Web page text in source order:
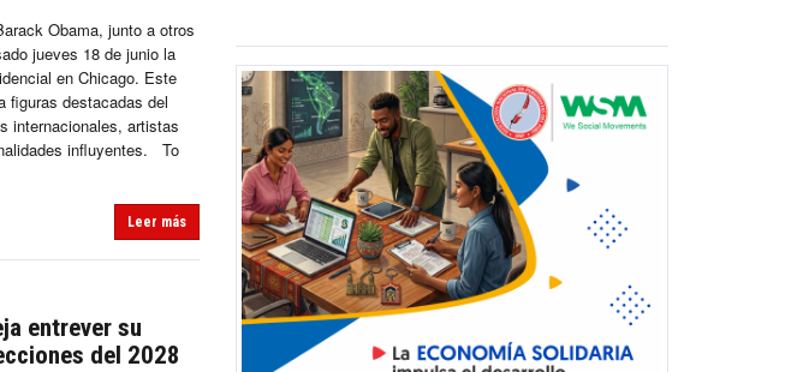
Obama, junto a otros
jueves 18 de junio la
en Chicago. Este
figuras destacadas del
internacionales, artistas
influyentes. To
Leer más
entrever su
del 2028